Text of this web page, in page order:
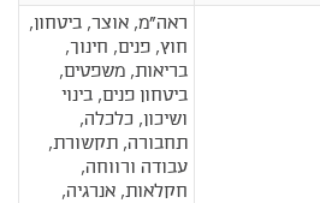
ראה"מ, אוצר, ביטחון,
חוץ, פנים, חינוך,
בריאות, משפטים,
ביטחון פנים, בינוי
ושיכון, כלכלה,
תחבורה, תקשורת,
עבודה ורווחה,
חקלאות, אנרגיה,